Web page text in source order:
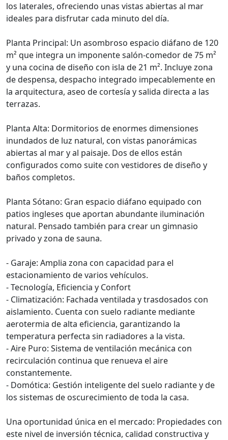
los laterales, ofreciendo unas vistas abiertas al mar
ideales para disfrutar cada minuto del día.
Planta Principal: Un asombroso espacio diáfano de 120
m² que integra un imponente salón-comedor de 75 m²
y una cocina de diseño con isla de 21 m². Incluye zona
de despensa, despacho integrado impecablemente en
la arquitectura, aseo de cortesía y salida directa a las
terrazas.
Planta Alta: Dormitorios de enormes dimensiones
inundados de luz natural, con vistas panorámicas
abiertas al mar y al paisaje. Dos de ellos están
configurados como suite con vestidores de diseño y
baños completos.
Planta Sótano: Gran espacio diáfano equipado con
patios ingleses que aportan abundante iluminación
natural. Pensado también para crear un gimnasio
privado y zona de sauna.
- Garaje: Amplia zona con capacidad para el
estacionamiento de varios vehículos.
- Tecnología, Eficiencia y Confort
- Climatización: Fachada ventilada y trasdosados con
aislamiento. Cuenta con suelo radiante mediante
aerotermia de alta eficiencia, garantizando la
temperatura perfecta sin radiadores a la vista.
- Aire Puro: Sistema de ventilación mecánica con
recirculación continua que renueva el aire
constantemente.
- Domótica: Gestión inteligente del suelo radiante y de
los sistemas de oscurecimiento de toda la casa.
Una oportunidad única en el mercado: Propiedades con
este nivel de inversión técnica, calidad constructiva y